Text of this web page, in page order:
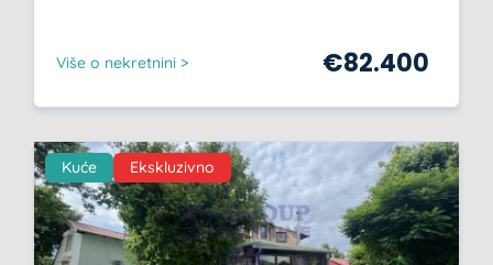
Više o nekretnini > €82.400
Kuće Ekskluzivno